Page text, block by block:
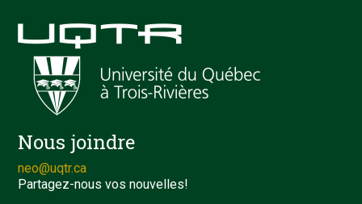
Nous joindre
neo@uqtr.ca
Partagez-nous vos nouvelles!